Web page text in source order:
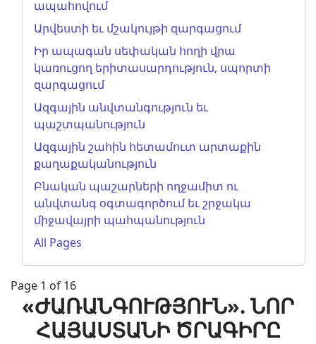
ապահովում
Արվեստի եւ մշակույթի զարգացում
Իր ապագան սեփական հողի վրա
կառուցող երիտասարդություն, սպորտի
զարգացում
Ազգային անվտանգություն եւ
պաշտպանություն
Ազգային շահին հետամուտ արտաքին
քաղաքականություն
Բնական պաշարների ողջամիտ ու
անվտանգ օգտագործում եւ շրջակա
միջավայրի պահպանություն
All Pages
Page 1 of 16
«ԺԱՌԱՆԳՈՒԹՅՈՒՆ». ՆՈՐ
ՀԱՅԱՍՏԱՆԻ ԾՐԱԳԻՐԸ